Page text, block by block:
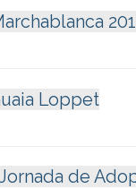
Loppet
Jornada de